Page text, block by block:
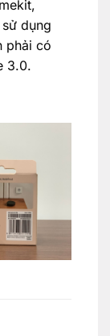
dụng
phải có
3.0.